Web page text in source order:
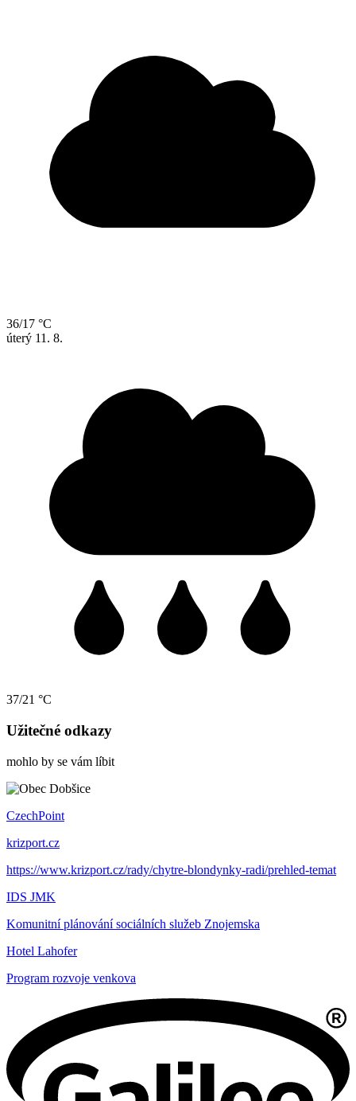
36/17 °C
úterý 11. 8.
37/21 °C
Užitečné odkazy
mohlo by se vám líbit
CzechPoint
krizport.cz
https://www.krizport.cz/rady/chytre-blondynky-radi/prehled-temat
IDS JMK
Komunitní plánování sociálních služeb Znojemska
Hotel Lahofer
Program rozvoje venkova